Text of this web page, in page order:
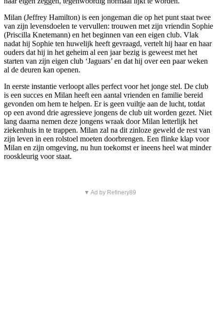
Milan (Jeffrey Hamilton) is een jongeman die op het punt staat twee
van zijn levensdoelen te vervullen: trouwen met zijn vriendin Sophie
(Priscilla Knetemann) en het beginnen van een eigen club. Vlak
nadat hij Sophie ten huwelijk heeft gevraagd, vertelt hij haar en haar
ouders dat hij in het geheim al een jaar bezig is geweest met het
starten van zijn eigen club ‘Jaguars’ en dat hij over een paar weken
al de deuren kan openen.
In eerste instantie verloopt alles perfect voor het jonge stel. De club
is een succes en Milan heeft een aantal vrienden en familie bereid
gevonden om hem te helpen. Er is geen vuiltje aan de lucht, totdat
op een avond drie agressieve jongens de club uit worden gezet. Niet
lang daarna nemen deze jongens wraak door Milan letterlijk het
ziekenhuis in te trappen. Milan zal na dit zinloze geweld de rest van
zijn leven in een rolstoel moeten doorbrengen. Een flinke klap voor
Milan en zijn omgeving, nu hun toekomst er ineens heel wat minder
rooskleurig voor staat.
▼ Ad by Refinery89